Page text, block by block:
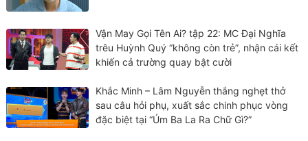
Vận May Gọi Tên Ai? tập 22: MC Đại Nghĩa
trêu Huỳnh Quý “không còn trẻ”, nhận cái kết
khiến cả trường quay bật cười
Khắc Minh – Lâm Nguyễn thắng nghẹt thở
sau câu hỏi phụ, xuất sắc chinh phục vòng
đặc biệt tại “Úm Ba La Ra Chữ Gì?”